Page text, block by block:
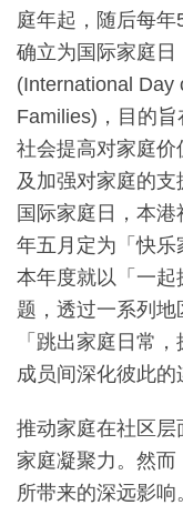
庭年起，随后每年
确立为国际家庭日
(International Day
Families)，目的
社会提高对家庭价
及加强对家庭的支
国际家庭日，本港
年五月定为「快乐
本年度就以「一起
题，透过一系列地
「跳出家庭日常
成员间深化彼此的
推动家庭在社区
家庭凝聚力。然
所带来的深远影